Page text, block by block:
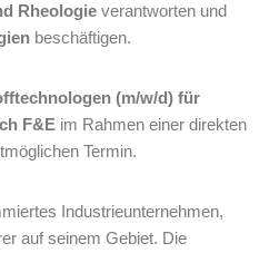
Rheologie verantworten und
beschäftigen.
(m/w/d) für
F&E im Rahmen einer direkten
Termin.
Industrieunternehmen,
auf seinem Gebiet. Die